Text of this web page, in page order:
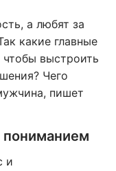
а любят за
какие главные
выстроить
Чего
пишет
пониманием
и